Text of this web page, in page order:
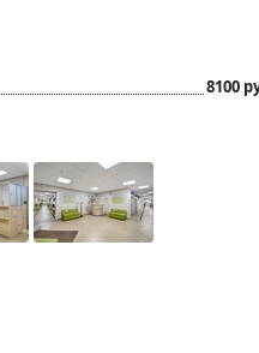
8100